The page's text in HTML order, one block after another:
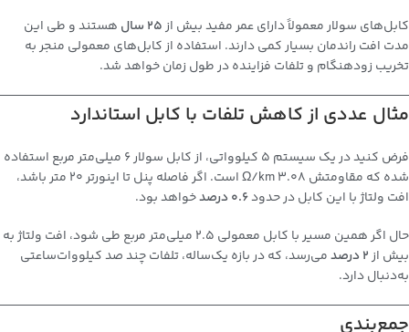
کابل‌های سولار معمولاً دارای عمر مفید بیش از۲۵ سال
هستند و طی این
مدت افت راندمان بسیار کمی دارند. استفاده از کابل‌های معمولی منجر به
تخریب زودهنگام و تلفات فزاینده در طول زمان خواهد شد.
مثال عددی از کاهش تلفات با کابل استاندارد
فرض کنید در یک سیستم ۵ کیلوواتی، از کابل سولار ۶ میلی‌متر مربع استفاده
شده که مقاومتش ۳.۰۸ Ω/km است. اگر فاصله پنل تا اینورتر ۲۰ متر باشد،
افت ولتاژ با این کابل در حدود۰.۶ درصد
خواهد بود.
حال اگر همین مسیر با کابل معمولی ۲.۵ میلی‌متر مربع طی شود، افت ولتاژ به
بیش از۲ درصد
می‌رسد، که در بازه یک‌ساله، تلفات چند صد کیلووات‌ساعتی
به‌دنبال دارد.
جمع‌بندی